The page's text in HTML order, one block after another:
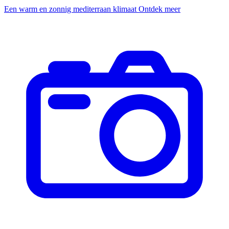
Een warm en zonnig mediterraan klimaat Ontdek meer